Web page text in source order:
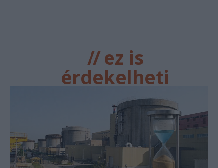
//ez is
érdekelheti